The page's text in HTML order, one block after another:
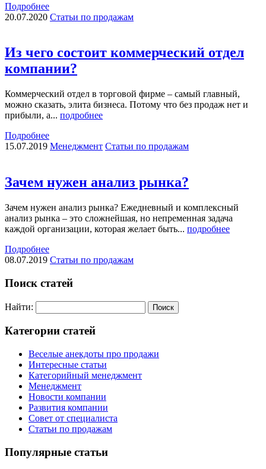
Подробнее
20.07.2020 Статьи по продажам
Из чего состоит коммерческий отдел
компании?
Коммерческий отдел в торговой фирме – самый главный,
можно сказать, элита бизнеса. Потому что без продаж нет и
прибыли, а... подробнее
Подробнее
15.07.2019 Менеджмент Статьи по продажам
Зачем нужен анализ рынка?
Зачем нужен анализ рынка? Ежедневный и комплексный
анализ рынка – это сложнейшая, но непременная задача
каждой организации, которая желает быть... подробнее
Подробнее
08.07.2019 Статьи по продажам
Поиск статей
Найти:
Категории статей
Веселые анекдоты про продажи
Интересные статьи
Категорийный менеджмент
Менеджмент
Новости компании
Развития компании
Совет от специалиста
Статьи по продажам
Популярные статьи